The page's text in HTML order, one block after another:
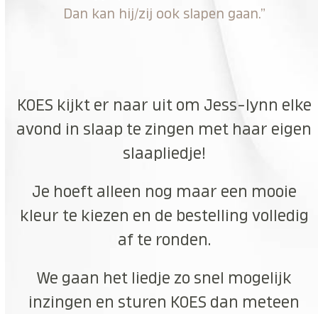
Dan kan hij/zij ook slapen gaan.”
KOES kijkt er naar uit om Jess-lynn elke
avond in slaap te zingen met haar eigen
slaapliedje!
Je hoeft alleen nog maar een mooie
kleur te kiezen en de bestelling volledig
af te ronden.
We gaan het liedje zo snel mogelijk
inzingen en sturen KOES dan meteen